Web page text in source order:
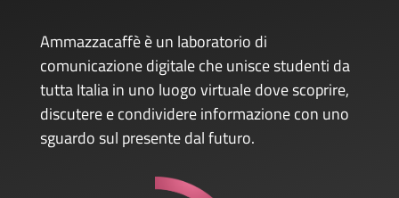
Ammazzacaffè è un laboratorio di
comunicazione digitale che unisce studenti da
tutta Italia in uno luogo virtuale dove scoprire,
discutere e condividere informazione con uno
sguardo sul presente dal futuro.